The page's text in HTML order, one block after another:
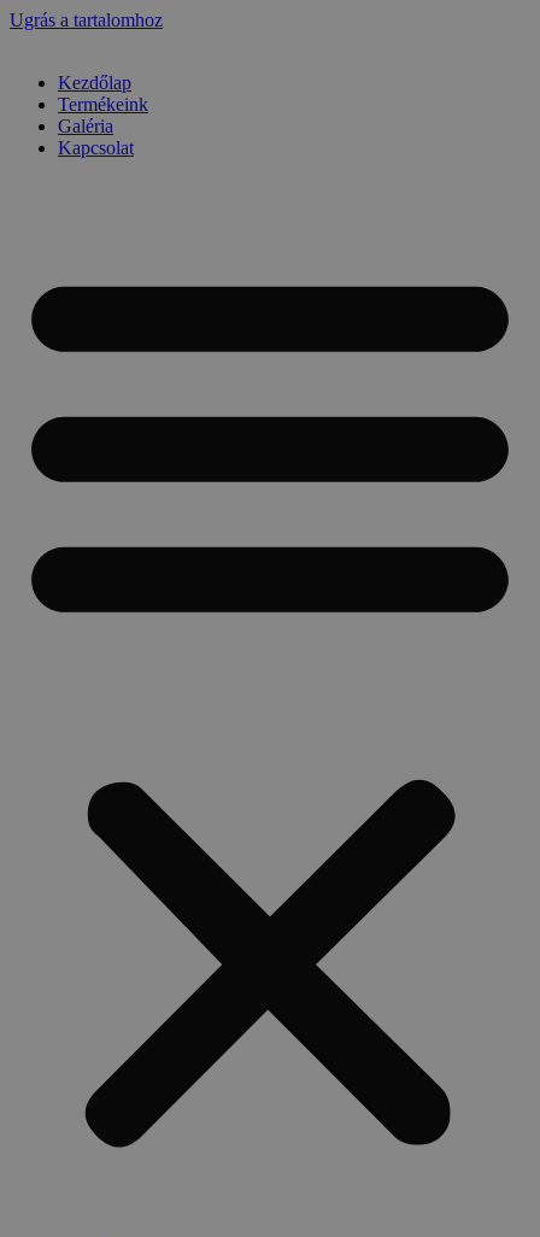
Ugrás a tartalomhoz
Kezdőlap
Termékeink
Galéria
Kapcsolat